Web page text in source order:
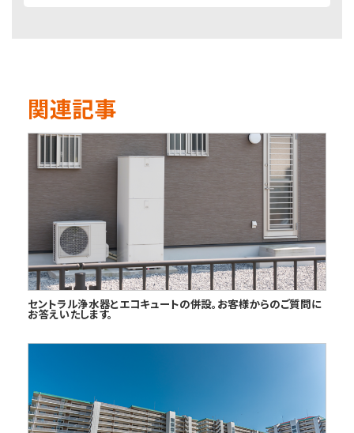
関連記事
セントラル浄水器とエコキュートの併設。お客様からのご質問に
お答えいたします。